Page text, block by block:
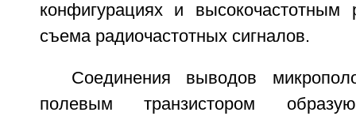
конфигурациях и
съема радиочастотных сигналов.
Соединения выводов
полевым транзистором